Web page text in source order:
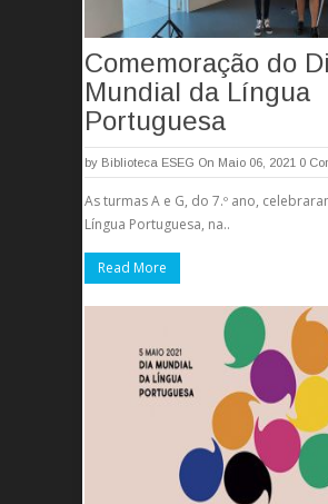
Comemoração do
Mundial da Língua
Portuguesa
by Biblioteca ESEG On Maio 06, 2021 0
As turmas A e G, do 7.º ano,
Língua Portuguesa, na..
Read More